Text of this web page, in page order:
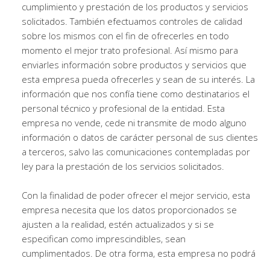
cumplimiento y prestación de los productos y servicios
solicitados. También efectuamos controles de calidad
sobre los mismos con el fin de ofrecerles en todo
momento el mejor trato profesional. Así mismo para
enviarles información sobre productos y servicios que
esta empresa pueda ofrecerles y sean de su interés. La
información que nos confía tiene como destinatarios el
personal técnico y profesional de la entidad. Esta
empresa no vende, cede ni transmite de modo alguno
información o datos de carácter personal de sus clientes
a terceros, salvo las comunicaciones contempladas por
ley para la prestación de los servicios solicitados.
Con la finalidad de poder ofrecer el mejor servicio, esta
empresa necesita que los datos proporcionados se
ajusten a la realidad, estén actualizados y si se
especifican como imprescindibles, sean
cumplimentados. De otra forma, esta empresa no podrá